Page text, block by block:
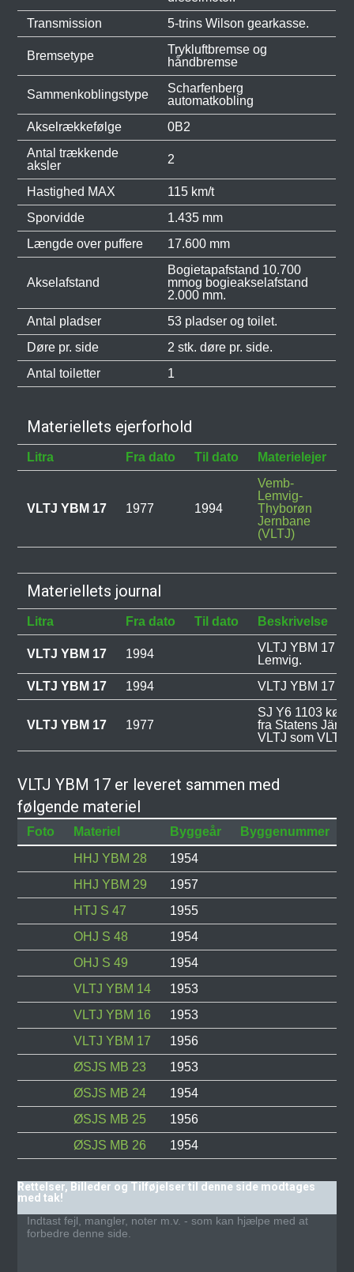
Transmission
5-trins Wilson gearkasse.
Bremsetype
Trykluftbremse og
håndbremse
Sammenkoblingstype
Scharfenberg
automatkobling
Akselrækkefølge
0B2
Antal trækkende
aksler
2
Hastighed MAX
115 km/t
Sporvidde
1.435 mm
Længde over puffere
17.600 mm
Akselafstand
Bogietapafstand 10.700
mmog bogieakselafstand
2.000 mm.
Antal pladser
53 pladser og toilet.
Døre pr. side
2 stk. døre pr. side.
Antal toiletter
1
Materiellets ejerforhold
Litra Fra dato Til dato Materielejer
VLTJ YBM 17 1977 1994
Vemb-
Lemvig-
Thyborøn
Jernbane
(VLTJ)
Materiellets journal
Litra Fra dato Til dato Beskrivelse
VLTJ YBM 17 1994
VLTJ YBM 17
Lemvig.
VLTJ YBM 17
1994 VLTJ YBM 17
VLTJ YBM 17 1977
SJ Y6 1103
fra Statens
VLTJ som VLTJ
VLTJ YBM 17 er leveret sammen med
følgende materiel
Foto Materiel Byggeår Byggenummer
HHJ YBM 28
1954
HHJ YBM 29
1957
HTJ S 47
1955
OHJ S 48
1954
OHJ S 49
1954
VLTJ YBM 14
1953
VLTJ YBM 16
1953
VLTJ YBM 17
1956
ØSJS MB 23
1953
ØSJS MB 24
1954
ØSJS MB 25
1956
ØSJS MB 26
1954
Rettelser, Billeder og Tilføjelser til denne side modtages
med tak!